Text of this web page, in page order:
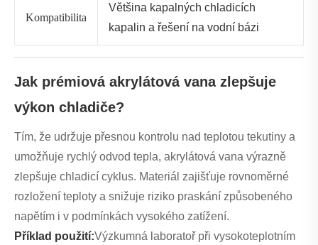
Kompatibilita
Většina kapalných chladicích
kapalin a řešení na vodní bázi
Jak prémiová akrylátová vana zlepšuje
výkon chladiče?
Tím, že udržuje přesnou kontrolu nad teplotou tekutiny a
umožňuje rychlý odvod tepla, akrylátová vana výrazně
zlepšuje chladicí cyklus. Materiál zajišťuje rovnoměrné
rozložení teploty a snižuje riziko praskání způsobeného
napětím i v podmínkách vysokého zatížení.
Příklad použití:Výzkumná laboratoř při vysokoteplotním